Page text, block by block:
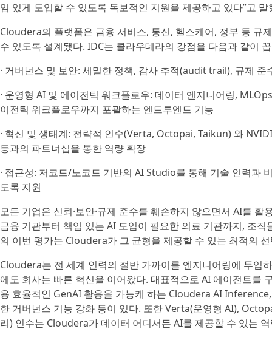
임 있게 도입할 수 있도록 독보적인 지원을 제공하고 있다”고 말
Cloudera의 플랫폼은 금융 서비스, 통신, 헬스케어, 정부 등 규
수 있도록 설계됐다. IDC는 클라우데라의 강점을 다음과 같이
· 거버넌스 및 보안: 세밀한 정책, 감사 추적(audit trail), 규제
· 운영형 AI 및 에이전틱 워크플로우: 데이터 엔지니어링,
이전틱 워크플로우까지 포괄하는 엔드투엔드 기능
· 혁신 및 생태계: 전략적 인수(Verta, Octopai, Taikun) 와
등과의 파트너십을 통한 역량 확장
· 접근성: 저코드/노코드 기반의 AI Studio를 통해 기술 인력과
도록 지원
모든 기업은 신뢰·보안·규제 준수를 훼손하지 않으면서 AI를
금융 기관부터 책임 있는 AI 도입이 필요한 의료 기관까지, 조
의 이번 평가는 Cloudera가 그 균형을 제공할 수 있는 최적의
Cloudera는 전 세계 인력의 절반 가까이를 엔지니어링에 투입
에도 회사는 빠른 혁신을 이어왔다. 대표적으로 AI 에이전트
용 효율적인 GenAI 활용을 가능케 하는 Cloudera AI
한 거버넌스 기능 강화 등이 있다. 또한 Verta(운영형 AI),
리) 인수는 Cloudera가 데이터 어디서든 AI를 제공할 수 있는